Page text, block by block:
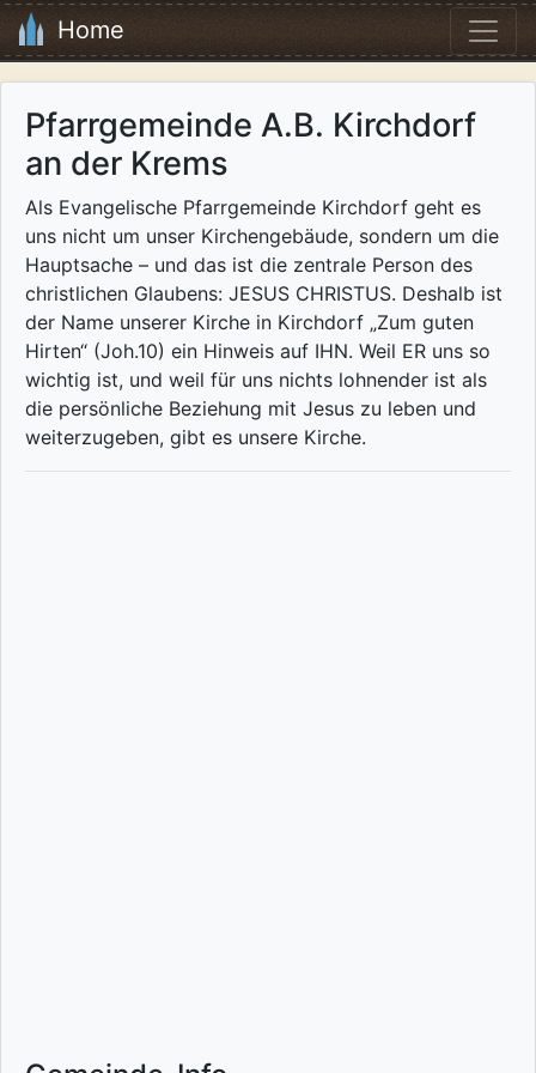
Home
Pfarrgemeinde A.B. Kirchdorf
an der Krems
Als Evangelische Pfarrgemeinde Kirchdorf geht es
uns nicht um unser Kirchengebäude, sondern um die
Hauptsache – und das ist die zentrale Person des
christlichen Glaubens: JESUS CHRISTUS. Deshalb ist
der Name unserer Kirche in Kirchdorf „Zum guten
Hirten“ (Joh.10) ein Hinweis auf IHN. Weil ER uns so
wichtig ist, und weil für uns nichts lohnender ist als
die persönliche Beziehung mit Jesus zu leben und
weiterzugeben, gibt es unsere Kirche.